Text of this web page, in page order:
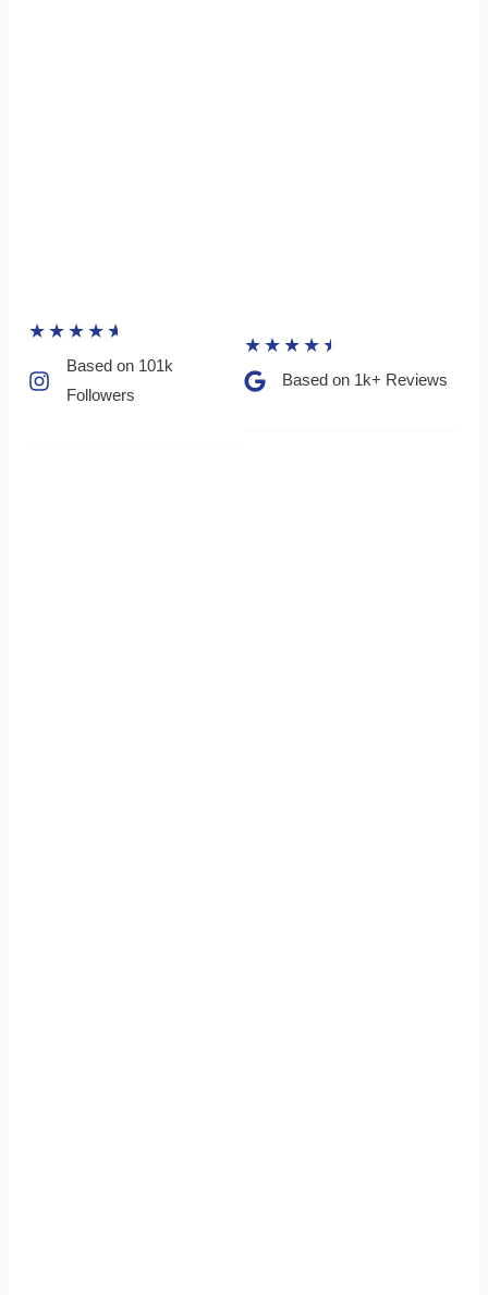
★ ★ ★ ★ ★
Based on 101k
Followers​
★ ★ ★ ★ ★
Based on 1k+ Reviews​